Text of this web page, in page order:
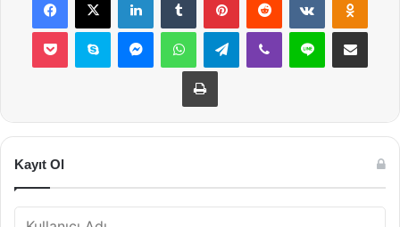
Pocket Skype MessengerWhatsAppTelegramViber Line E-Posta ile
Yazdır
Kayıt Ol